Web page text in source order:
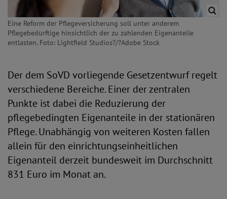
Eine Reform der Pflegeversicherung soll unter anderem
Pflegebedürftige hinsichtlich der zu zahlenden Eigenanteile
entlasten. Foto: Lightfield Studios?/?Adobe Stock
Der dem SoVD vorliegende Gesetzentwurf regelt
verschiedene Bereiche. Einer der zentralen
Punkte ist dabei die Reduzierung der
pflegebedingten Eigenanteile in der stationären
Pflege. Unabhängig von weiteren Kosten fallen
allein für den einrichtungseinheitlichen
Eigenanteil derzeit bundesweit im Durchschnitt
831 Euro im Monat an.